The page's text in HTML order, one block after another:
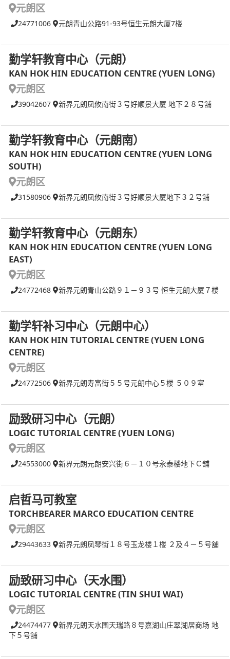
元朗区
24771006 元朗青山公路91-93号恒生元朗大厦7楼
勤学轩教育中心（元朗）
KAN HOK HIN EDUCATION CENTRE (YUEN LONG)
元朗区
39042607 新界元朗凤攸南街３号好顺景大厦 地下２８号舖
勤学轩教育中心（元朗南）
KAN HOK HIN EDUCATION CENTRE (YUEN LONG
SOUTH)
元朗区
31580906 新界元朗凤攸南街３号好顺景大厦地下３２号舖
勤学轩教育中心（元朗东）
KAN HOK HIN EDUCATION CENTRE (YUEN LONG
EAST)
元朗区
24772468 新界元朗青山公路９１－９３号 恒生元朗大厦７楼
勤学轩补习中心（元朗中心）
KAN HOK HIN TUTORIAL CENTRE (YUEN LONG
CENTRE)
元朗区
24772506 新界元朗寿富街５５号元朗中心５楼 ５０９室
励致研习中心（元朗）
LOGIC TUTORIAL CENTRE (YUEN LONG)
元朗区
24553000 新界元朗元朗安兴街６－１０号永泰楼地下Ｃ舖
启哲马可教室
TORCHBEARER MARCO EDUCATION CENTRE
元朗区
29443633 新界元朗凤琴街１８号玉龙楼１楼 ２及４－５号舖
励致研习中心（天水围）
LOGIC TUTORIAL CENTRE (TIN SHUI WAI)
元朗区
24474477
新界元朗天水围天瑞路８号嘉湖山庄翠湖居商场 地
下５号舖